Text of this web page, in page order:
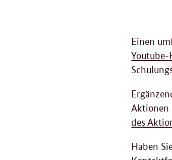
Einen
Youtube-
Aktionen
des
Haben